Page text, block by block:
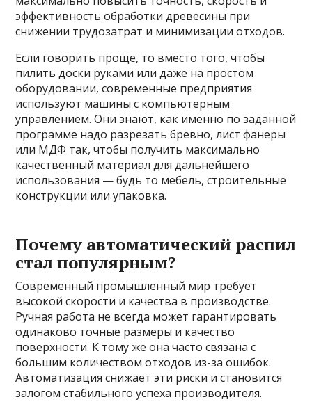
эффективность обработки древесины при
снижении трудозатрат и минимизации отходов.
Если говорить проще, то вместо того, чтобы
пилить доски руками или даже на простом
оборудовании, современные предприятия
используют машины с компьютерным
управлением. Они знают, как именно по заданной
программе надо разрезать бревно, лист фанеры
или МДФ так, чтобы получить максимально
качественный материал для дальнейшего
использования — будь то мебель, строительные
конструкции или упаковка.
Почему автоматический распил
стал популярным?
Современный промышленный мир требует
высокой скорости и качества в производстве.
Ручная работа не всегда может гарантировать
одинаково точные размеры и качество
поверхности. К тому же она часто связана с
большим количеством отходов из-за ошибок.
Автоматизация снижает эти риски и становится
залогом стабильного успеха производителя.